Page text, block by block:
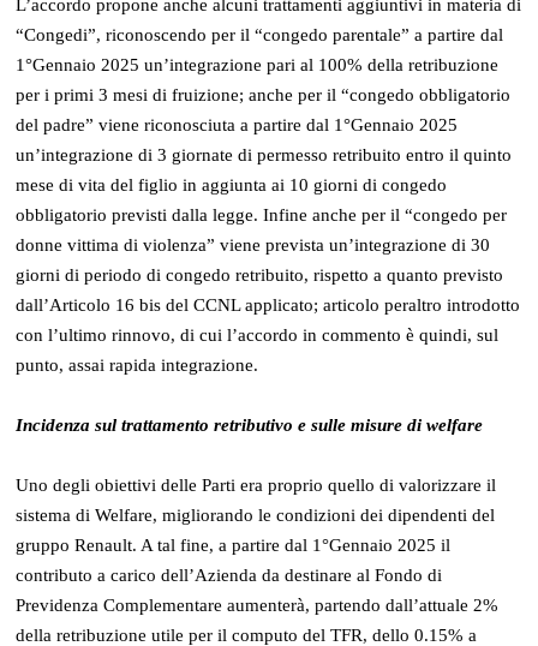
L’accordo propone anche alcuni trattamenti aggiuntivi in materia di
“Congedi”, riconoscendo per il “congedo parentale” a partire dal
1°Gennaio 2025 un’integrazione pari al 100% della retribuzione
per i primi 3 mesi di fruizione; anche per il “congedo obbligatorio
del padre” viene riconosciuta a partire dal 1°Gennaio 2025
un’integrazione di 3 giornate di permesso retribuito entro il quinto
mese di vita del figlio in aggiunta ai 10 giorni di congedo
obbligatorio previsti dalla legge. Infine anche per il “congedo per
donne vittima di violenza” viene prevista un’integrazione di 30
giorni di periodo di congedo retribuito, rispetto a quanto previsto
dall’Articolo 16 bis del CCNL applicato; articolo peraltro introdotto
con l’ultimo rinnovo, di cui l’accordo in commento è quindi, sul
punto, assai rapida integrazione.
Incidenza sul trattamento retributivo e sulle misure di welfare
Uno degli obiettivi delle Parti era proprio quello di valorizzare il
sistema di Welfare, migliorando le condizioni dei dipendenti del
gruppo Renault. A tal fine, a partire dal 1°Gennaio 2025 il
contributo a carico dell’Azienda da destinare al Fondo di
Previdenza Complementare aumenterà, partendo dall’attuale 2%
della retribuzione utile per il computo del TFR, dello 0.15% a